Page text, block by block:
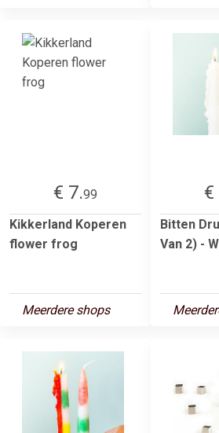
€ 7.99
Kikkerland Koperen
flower frog
Meerdere shops
€
Bitten
Van 2) -